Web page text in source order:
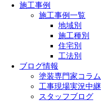
施工事例
施工事例一覧
地域別
施工種別
住宅別
工法別
ブログ情報
塗装専門家コラム
工事現場実況中継
スタッフブログ